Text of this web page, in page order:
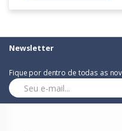
Newsletter
Fique por dentro de todas as